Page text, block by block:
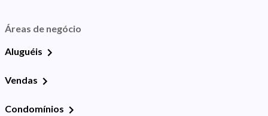
Áreas de negócio
Aluguéis
Vendas
Condomínios